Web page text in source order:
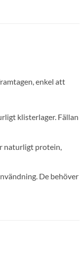
enkel att
klisterlager. Fällan
naturligt protein,
De behöver